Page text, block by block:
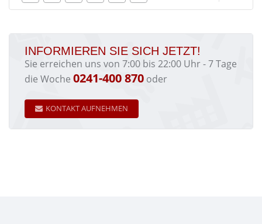
INFORMIEREN SIE SICH JETZT!
Sie erreichen uns von 7:00 bis 22:00 Uhr - 7 Tage
die Woche 0241-400 870 oder
KONTAKT AUFNEHMEN